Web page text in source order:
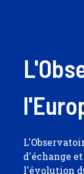
d'échange
l'évolution